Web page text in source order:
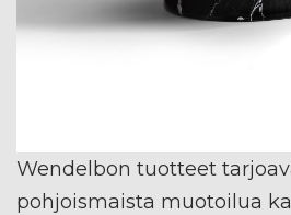
Wendelbon tuotteet
pohjoismaista muotoilua